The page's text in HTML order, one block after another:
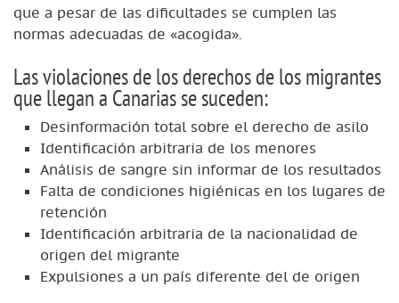
que a pesar de las dificultades se cumplen las
normas adecuadas de «acogida».
Las violaciones de los derechos de los migrantes
que llegan a Canarias se suceden:
Desinformación total sobre el derecho de asilo
Identificación arbitraria de los menores
Análisis de sangre sin informar de los resultados
Falta de condiciones higiénicas en los lugares de
retención
Identificación arbitraria de la nacionalidad de
origen del migrante
Expulsiones a un país diferente del de origen